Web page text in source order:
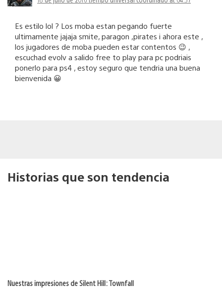
Es estilo lol ? Los moba estan pegando fuerte
ultimamente jajaja smite, paragon ,pirates i ahora este ,
los jugadores de moba pueden estar contentos 😉 ,
escuchad evolv a salido free to play para pc podriais
ponerlo para ps4 , estoy seguro que tendria una buena
bienvenida 😀
Historias que son tendencia
Nuestras impresiones de Silent Hill: Townfall